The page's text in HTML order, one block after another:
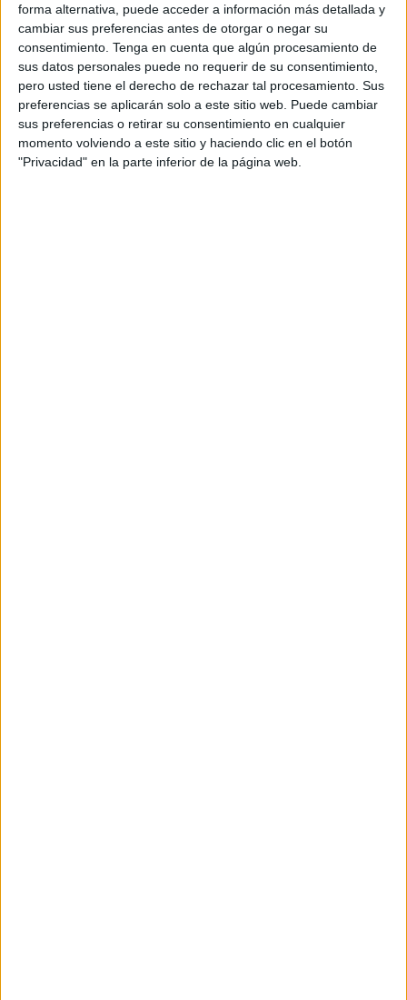
forma alternativa, puede acceder a información más detallada y
cambiar sus preferencias antes de otorgar o negar su
consentimiento. Tenga en cuenta que algún procesamiento de
sus datos personales puede no requerir de su consentimiento,
pero usted tiene el derecho de rechazar tal procesamiento. Sus
preferencias se aplicarán solo a este sitio web. Puede cambiar
sus preferencias o retirar su consentimiento en cualquier
momento volviendo a este sitio y haciendo clic en el botón
"Privacidad" en la parte inferior de la página web.
Notícia
La 42a Cantada d'Havaneres de Platja
d'Aro tindrà Port Bo, Les Anxoves i
Arjau